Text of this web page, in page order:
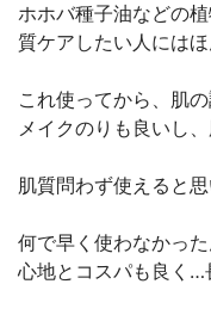
ホホバ種子油などの
質ケアしたい人には
これ使ってから、肌
メイクのりも良いし
肌質問わず使えると
何で早く使わなかっ
心地とコスパも良く…